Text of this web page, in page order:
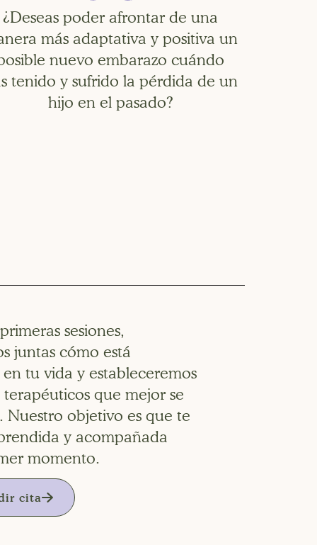
¿Deseas poder afrontar de una
más adaptativa y positiva un
nuevo embarazo cuándo
tenido y sufrido la pérdida de un
hijo en el pasado?
sesiones,
juntas cómo está
tu vida y estableceremos
terapéuticos que mejor se
Nuestro objetivo es que te
y acompañada
momento.
cita